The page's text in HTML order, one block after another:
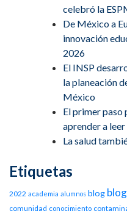
celebró la
De México a
innovación
2026
El INSP
la planeación
México
El primer paso
aprender a
La salud
Etiquetas
2022 academia alumnos blog
comunidad conocimiento